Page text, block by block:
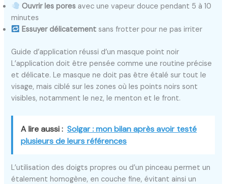
Ouvrir les pores avec une vapeur douce pendant 5 à 10
minutes
Essuyer délicatement sans frotter pour ne pas irriter
Guide d’application réussi d’un masque point noir
L’application doit être pensée comme une routine précise
et délicate. Le masque ne doit pas être étalé sur tout le
visage, mais ciblé sur les zones où les points noirs sont
visibles, notamment le nez, le menton et le front.
A lire aussi : Solgar : mon bilan après avoir testé
plusieurs de leurs références
L’utilisation des doigts propres ou d’un pinceau permet un
étalement homogène, en couche fine, évitant ainsi un